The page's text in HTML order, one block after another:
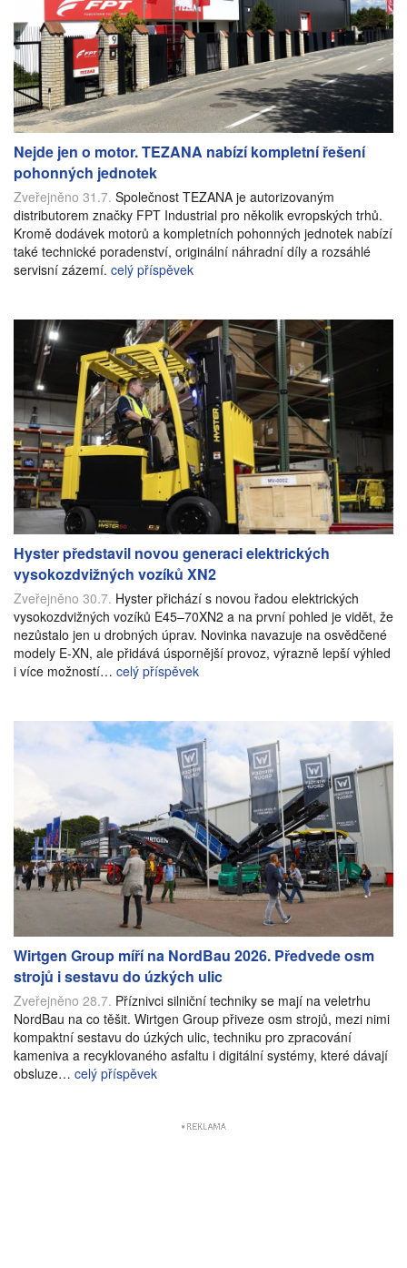
Nejde jen o motor. TEZANA nabízí kompletní řešení
pohonných jednotek
Zveřejněno 31.7. Společnost TEZANA je autorizovaným
distributorem značky FPT Industrial pro několik evropských trhů.
Kromě dodávek motorů a kompletních pohonných jednotek nabízí
také technické poradenství, originální náhradní díly a rozsáhlé
servisní zázemí. celý příspěvek
Hyster představil novou generaci elektrických
vysokozdvižných vozíků XN2
Zveřejněno 30.7. Hyster přichází s novou řadou elektrických
vysokozdvižných vozíků E45–70XN2 a na první pohled je vidět, že
nezůstalo jen u drobných úprav. Novinka navazuje na osvědčené
modely E-XN, ale přidává úspornější provoz, výrazně lepší výhled
i více možností… celý příspěvek
Wirtgen Group míří na NordBau 2026. Předvede osm
strojů i sestavu do úzkých ulic
Zveřejněno 28.7. Příznivci silniční techniky se mají na veletrhu
NordBau na co těšit. Wirtgen Group přiveze osm strojů, mezi nimi
kompaktní sestavu do úzkých ulic, techniku pro zpracování
kameniva a recyklovaného asfaltu i digitální systémy, které dávají
obsluze… celý příspěvek